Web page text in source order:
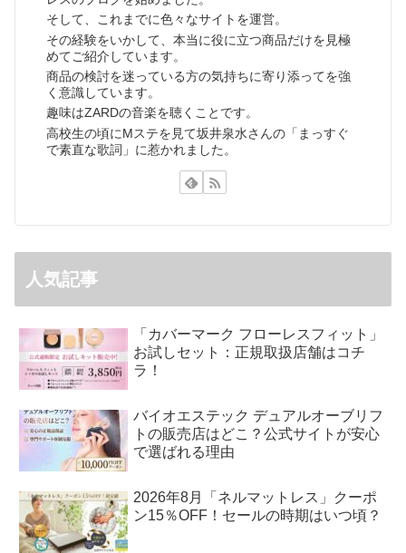
そして、これまでに色々なサイトを運営。
その経験をいかして、本当に役に立つ商品だけを見極
めてご紹介しています。
商品の検討を迷っている方の気持ちに寄り添ってを強
く意識しています。
趣味はZARDの音楽を聴くことです。
高校生の頃にMステを見て坂井泉水さんの「まっすぐ
で素直な歌詞」に惹かれました。
人気記事
「カバーマーク フローレスフィット」
お試しセット：正規取扱店舗はコチ
ラ！
バイオエステック デュアルオーブリフ
トの販売店はどこ？公式サイトが安心
で選ばれる理由
2026年8月「ネルマットレス」クーポ
ン15％OFF！セールの時期はいつ頃？